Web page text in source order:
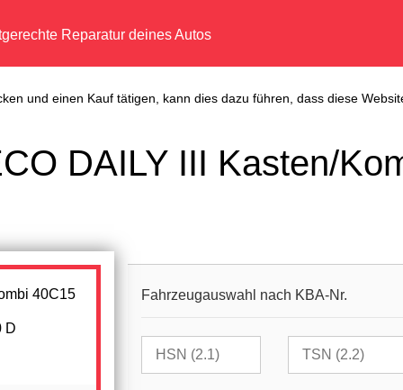
Reparatur deines Autos
und einen Kauf tätigen, kann dies dazu führen, dass diese
DAILY III Kasten/
D
Fahrzeugauswahl nach KBA-Nr.